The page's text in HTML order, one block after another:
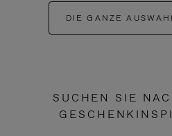
DIE GANZE
SUCHEN SIE